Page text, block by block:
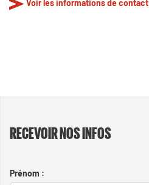
Voir les informations de contact
RECEVOIR NOS INFOS
Prénom :